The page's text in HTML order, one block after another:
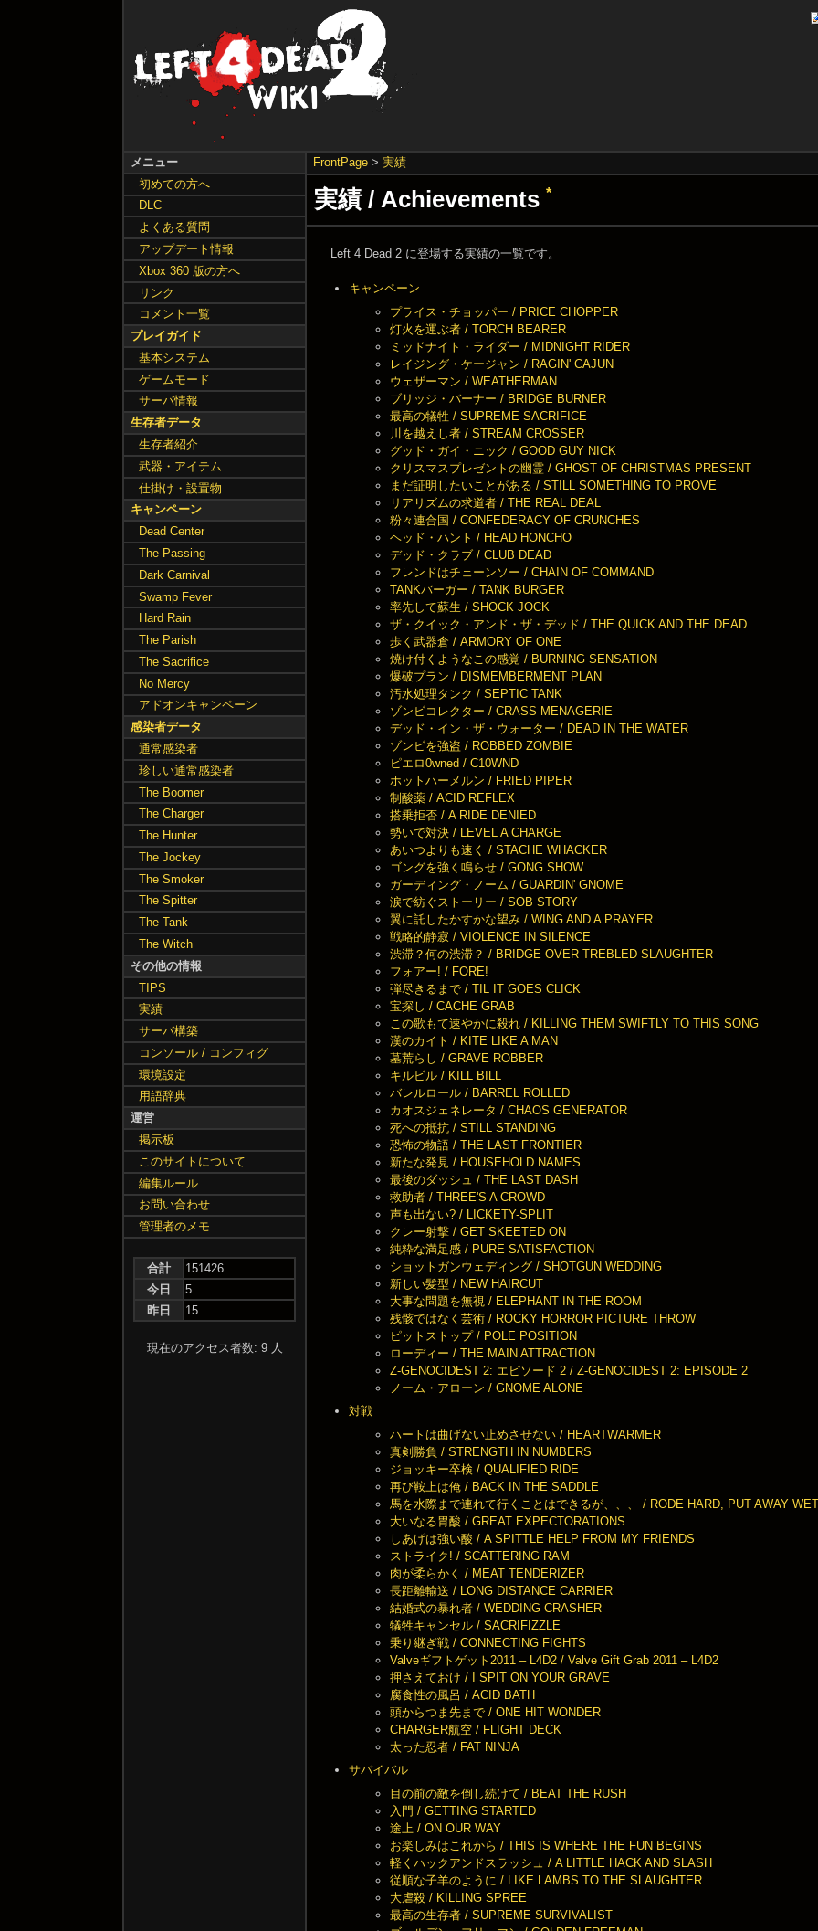
FrontPage> 実績
実績 / Achievements*
Left 4 Dead 2 に登場する実績の一覧です。
キャンペーン
プライス・チョッパー / PRICE CHOPPER
灯火を運ぶ者 / TORCH BEARER
ミッドナイト・ライダー / MIDNIGHT RIDER
レイジング・ケージャン / RAGIN' CAJUN
ウェザーマン / WEATHERMAN
ブリッジ・バーナー / BRIDGE BURNER
最高の犠牲 / SUPREME SACRIFICE
川を越えし者 / STREAM CROSSER
グッド・ガイ・ニック / GOOD GUY NICK
クリスマスプレゼントの幽霊 / GHOST OF CHRISTMAS PRESENT
まだ証明したいことがある / STILL SOMETHING TO PROVE
リアリズムの求道者 / THE REAL DEAL
粉々連合国 / CONFEDERACY OF CRUNCHES
ヘッド・ハント / HEAD HONCHO
デッド・クラブ / CLUB DEAD
フレンドはチェーンソー / CHAIN OF COMMAND
TANKバーガー / TANK BURGER
率先して蘇生 / SHOCK JOCK
ザ・クイック・アンド・ザ・デッド / THE QUICK AND THE DEAD
歩く武器倉 / ARMORY OF ONE
焼け付くようなこの感覚 / BURNING SENSATION
爆破プラン / DISMEMBERMENT PLAN
汚水処理タンク / SEPTIC TANK
ゾンビコレクター / CRASS MENAGERIE
デッド・イン・ザ・ウォーター / DEAD IN THE WATER
ゾンビを強盗 / ROBBED ZOMBIE
ピエロ0wned / C10WND
ホットハーメルン / FRIED PIPER
制酸薬 / ACID REFLEX
搭乗拒否 / A RIDE DENIED
勢いで対決 / LEVEL A CHARGE
あいつよりも速く / STACHE WHACKER
ゴングを強く鳴らせ / GONG SHOW
ガーディング・ノーム / GUARDIN' GNOME
涙で紡ぐストーリー / SOB STORY
翼に託したかすかな望み / WING AND A PRAYER
戦略的静寂 / VIOLENCE IN SILENCE
渋滞？何の渋滞？ / BRIDGE OVER TREBLED SLAUGHTER
フォアー! / FORE!
弾尽きるまで / TIL IT GOES CLICK
宝探し / CACHE GRAB
この歌もて速やかに殺れ / KILLING THEM SWIFTLY TO THIS SONG
漢のカイト / KITE LIKE A MAN
墓荒らし / GRAVE ROBBER
キルビル / KILL BILL
バレルロール / BARREL ROLLED
カオスジェネレータ / CHAOS GENERATOR
死への抵抗 / STILL STANDING
恐怖の物語 / THE LAST FRONTIER
新たな発見 / HOUSEHOLD NAMES
最後のダッシュ / THE LAST DASH
救助者 / THREE'S A CROWD
声も出ない? / LICKETY-SPLIT
クレー射撃 / GET SKEETED ON
純粋な満足感 / PURE SATISFACTION
ショットガンウェディング / SHOTGUN WEDDING
新しい髪型 / NEW HAIRCUT
大事な問題を無視 / ELEPHANT IN THE ROOM
残骸ではなく芸術 / ROCKY HORROR PICTURE THROW
ピットストップ / POLE POSITION
ローディー / THE MAIN ATTRACTION
Z-GENOCIDEST 2: エピソード 2 / Z-GENOCIDEST 2: EPISODE 2
ノーム・アローン / GNOME ALONE
対戦
ハートは曲げない止めさせない / HEARTWARMER
真剣勝負 / STRENGTH IN NUMBERS
ジョッキー卒検 / QUALIFIED RIDE
再び鞍上は俺 / BACK IN THE SADDLE
馬を水際まで連れて行くことはできるが、、、 / RODE HARD, PUT AWAY
大いなる胃酸 / GREAT EXPECTORATIONS
しあげは強い酸 / A SPITTLE HELP FROM MY FRIENDS
ストライク! / SCATTERING RAM
肉が柔らかく / MEAT TENDERIZER
長距離輸送 / LONG DISTANCE CARRIER
結婚式の暴れ者 / WEDDING CRASHER
犠牲キャンセル / SACRIFIZZLE
乗り継ぎ戦 / CONNECTING FIGHTS
Valveギフトゲット2011 – L4D2 / Valve Gift Grab 2011 – L4D2
押さえておけ / I SPIT ON YOUR GRAVE
腐食性の風呂 / ACID BATH
頭からつま先まで / ONE HIT WONDER
CHARGER航空 / FLIGHT DECK
太った忍者 / FAT NINJA
サバイバル
目の前の敵を倒し続けて / BEAT THE RUSH
入門 / GETTING STARTED
途上 / ON OUR WAY
お楽しみはこれから / THIS IS WHERE THE FUN BEGINS
軽くハックアンドスラッシュ / A LITTLE HACK AND SLASH
従順な子羊のように / LIKE LAMBS TO THE SLAUGHTER
大虐殺 / KILLING SPREE
最高の生存者 / SUPREME SURVIVALIST
メニュー
初めての方へ
DLC
よくある質問
アップデート情報
Xbox 360 版の方へ
リンク
コメント一覧
プレイガイド
基本システム
ゲームモード
サーバ情報
生存者データ
生存者紹介
武器・アイテム
仕掛け・設置物
キャンペーン
Dead Center
The Passing
Dark Carnival
Swamp Fever
Hard Rain
The Parish
The Sacrifice
No Mercy
アドオンキャンペーン
感染者データ
通常感染者
珍しい通常感染者
The Boomer
The Charger
The Hunter
The Jockey
The Smoker
The Spitter
The Tank
The Witch
その他の情報
TIPS
実績
サーバ構築
コンソール / コンフィグ
環境設定
用語辞典
運営
掲示板
このサイトについて
編集ルール
お問い合わせ
管理者のメモ
合計
151426
今日
5
昨日
15
現在のアクセス者数: 9 人